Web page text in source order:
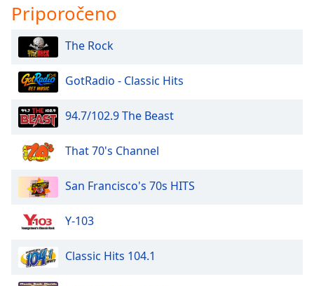
Caption
Area
Background
Color
Opacity
Text
Style
Priporočeno
The Rock
GotRadio - Classic Hits
94.7/102.9 The Beast
That 70's Channel
San Francisco's 70s HITS
Y-103
Classic Hits 104.1